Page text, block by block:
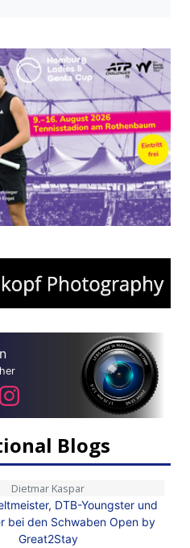
Blogs
Dietmar Kaspar
DTB-Youngster und
bei den Schwaben Open by
Great2Stay